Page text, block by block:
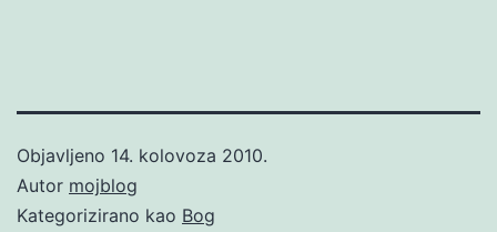
Objavljeno 14. kolovoza 2010.
Autor mojblog
Kategorizirano kao Bog